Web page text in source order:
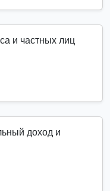
и частных лиц
доход и